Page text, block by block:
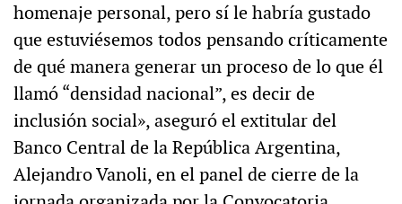
homenaje personal, pero sí le habría gustado
que estuviésemos todos pensando críticamente
de qué manera generar un proceso de lo que él
llamó “densidad nacional”, es decir de
inclusión social», aseguró el extitular del
Banco Central de la República Argentina,
Alejandro Vanoli, en el panel de cierre de la